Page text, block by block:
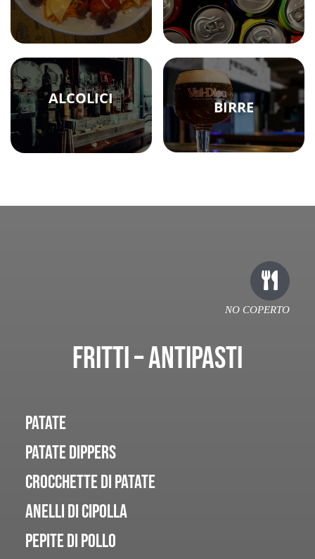
ALCOLICI BIRRE
NO COPERTO
FRITTI – ANTIPASTI
PATATE
PATATE DIPPERS
CROCCHETTE DI PATATE
ANELLI DI CIPOLLA
PEPITE DI POLLO